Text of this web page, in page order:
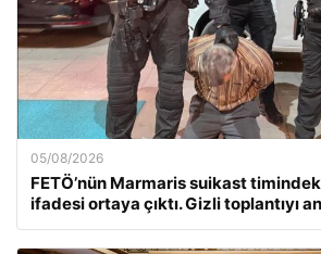
05/08/2026
FETÖ’nün Marmaris suikast
ifadesi ortaya çıktı. Gizli toplantıyı